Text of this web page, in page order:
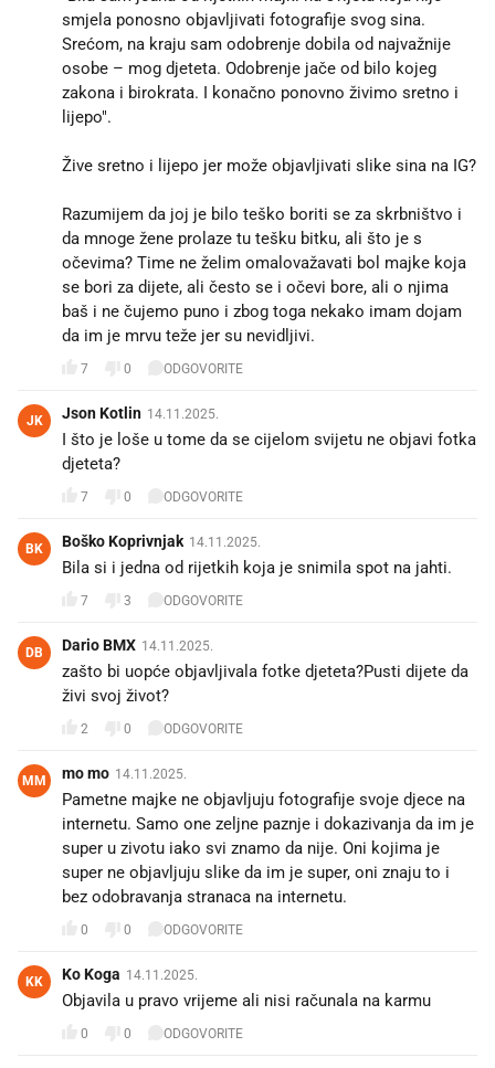
smjela ponosno objavljivati fotografije svog sina.
Srećom, na kraju sam odobrenje dobila od najvažnije
osobe – mog djeteta. Odobrenje jače od bilo kojeg
zakona i birokrata. I konačno ponovno živimo sretno i
lijepo".
Žive sretno i lijepo jer može objavljivati slike sina na IG?
Razumijem da joj je bilo teško boriti se za skrbništvo i
da mnoge žene prolaze tu tešku bitku, ali što je s
očevima? Time ne želim omalovažavati bol majke koja
se bori za dijete, ali često se i očevi bore, ali o njima
baš i ne čujemo puno i zbog toga nekako imam dojam
da im je mrvu teže jer su nevidljivi.
7 0 ODGOVORITE
JK Json Kotlin 14.11.2025.
I što je loše u tome da se cijelom svijetu ne objavi fotka
djeteta?
7 0 ODGOVORITE
BK Boško Koprivnjak 14.11.2025.
Bila si i jedna od rijetkih koja je snimila spot na jahti.
7 3 ODGOVORITE
DB Dario BMX 14.11.2025.
zašto bi uopće objavljivala fotke djeteta?Pusti dijete da
živi svoj život?
2 0 ODGOVORITE
MM mo mo 14.11.2025.
Pametne majke ne objavljuju fotografije svoje djece na
internetu. Samo one zeljne paznje i dokazivanja da im je
super u zivotu iako svi znamo da nije. Oni kojima je
super ne objavljuju slike da im je super, oni znaju to i
bez odobravanja stranaca na internetu.
0 0 ODGOVORITE
KK Ko Koga 14.11.2025.
Objavila u pravo vrijeme ali nisi računala na karmu
0 0 ODGOVORITE